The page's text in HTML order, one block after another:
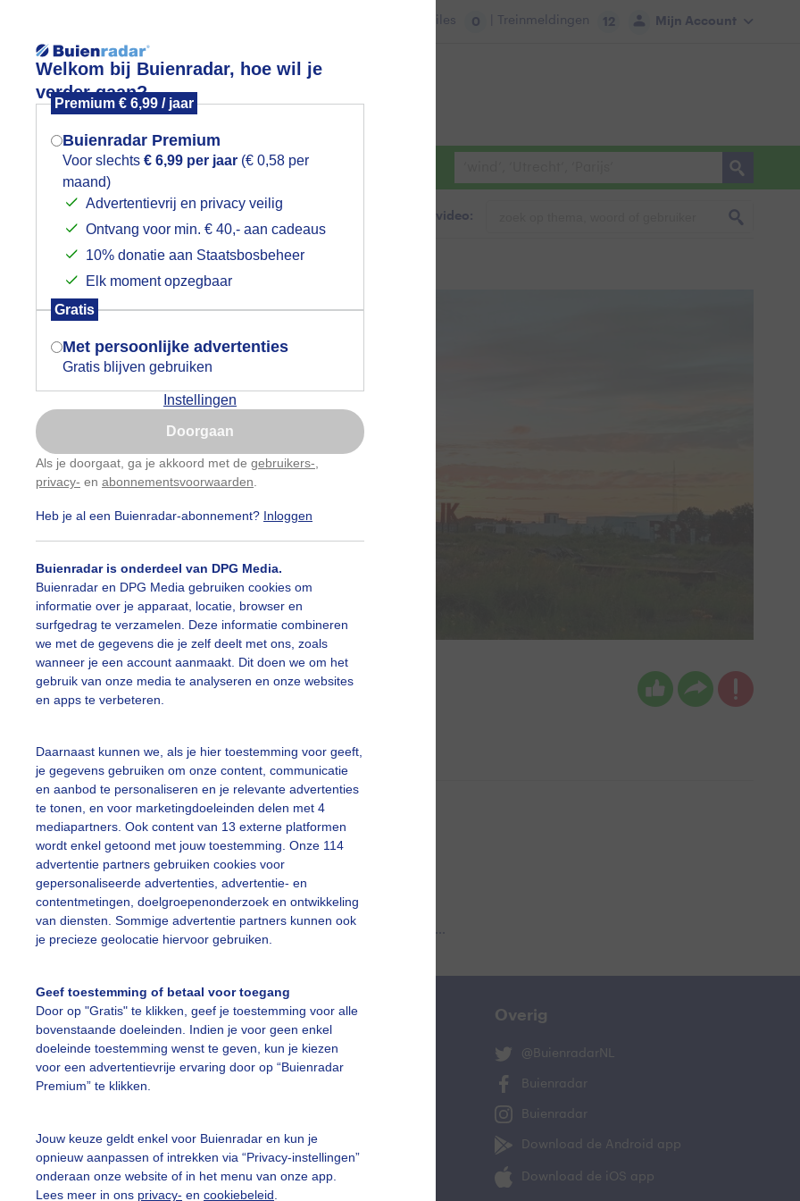
Welkom bij Buienradar, hoe wil je
verder gaan?
Premium € 6,99 / jaar
Buienradar Premium
Voor slechts € 6,99 per jaar (€ 0,58 per
maand)
Advertentievrij en privacy veilig
Ontvang voor min. € 40,- aan cadeaus
10% donatie aan Staatsbosbeheer
Elk moment opzegbaar
Gratis
Met persoonlijke advertenties
Gratis blijven gebruiken
Instellingen
Doorgaan
Als je doorgaat, ga je akkoord met de gebruikers-
privacy- en abonnementsvoorwaarden
Heb je al een Buienradar-abonnement? Inloggen
Buienradar is onderdeel van DPG Media.
Buienradar en DPG Media gebruiken cookies om
informatie over je apparaat, locatie, browser en
surfgedrag te verzamelen. Deze informatie combineren
we met de gegevens die je zelf deelt met ons, zoals
wanneer je een account aanmaakt. Dit doen we om het
gebruik van onze media te analyseren en onze websites
en apps te verbeteren.
Daarnaast kunnen we, als je hier toestemming voor geeft,
je gegevens gebruiken om onze content, communicatie
en aanbod te personaliseren en je relevante advertenties
te tonen, en voor marketingdoeleinden delen met 4
mediapartners. Ook content van 13 externe platformen
wordt enkel getoond met jouw toestemming. Onze 114
advertentie partners gebruiken cookies voor
gepersonaliseerde advertenties, advertentie- en
contentmetingen, doelgroepenonderzoek en ontwikkeling
van diensten. Sommige advertentie partners kunnen ook
je precieze geolocatie hiervoor gebruiken.
Geef toestemming of betaal voor toegang
Door op "Gratis" te klikken, geef je toestemming voor alle
bovenstaande doeleinden. Indien je voor geen enkel
doeleinde toestemming wenst te geven, kun je kiezen
voor een advertentievrije ervaring door op “Buienradar
Premium” te klikken.
Jouw keuze geldt enkel voor Buienradar en kun je
opnieuw aanpassen of intrekken via “Privacy-instellingen”
onderaan onze website of in het menu van onze app.
Lees meer in ons privacy- en cookiebeleid
Mijn Account
Files 0 | Treinmeldingen 12
Foto en video Weerzine
Zoeken in foto & video:
Gemaakt: 18-06-2026, 22x bekeken
slideshow
vragen
Mijn weer
De Bilt
Overig
@BuienradarNL
Buienradar
Buienradar
Download de Android app
Download de iOS app
Mogen we je locatie gebruiken voor
het weer?
Indien je hier nog geen akkoord op hebt
gegeven, verschijnt er zo een pop-up uit
je browser waarin deze toestemming
gevraagd wordt.
Is goed, toon de popup
Nu niet, misschien later
Gebruik je Safari en wil je niet elke dag deze pop-up
Klikhierom dit aan te passen